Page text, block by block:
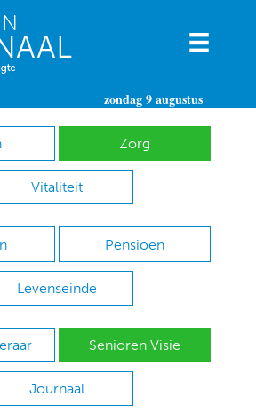
zondag 9 augustus
Zorg
Vitaliteit
Pensioen
Levenseinde
Senioren Visie
Journaal